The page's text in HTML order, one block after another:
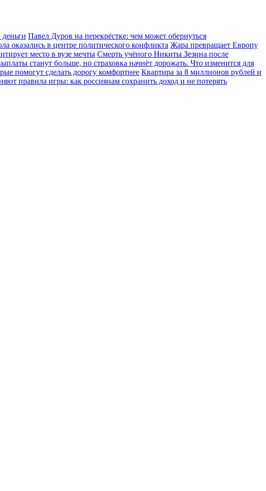
Павел Дуров на перекрёстке: чем может обернуться
оказались в центре политического конфликта Жара превращает Европу
место в вузе мечты Смерть учёного Никиты Зезина после
станут больше, но страховка начнёт дорожать. Что изменится для
помогут сделать дорогу комфортнее Квартира за 8 миллионов рублей и
правила игры: как россиянам сохранить доход и не потерять